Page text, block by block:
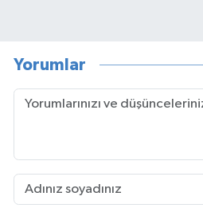
Yorumlar